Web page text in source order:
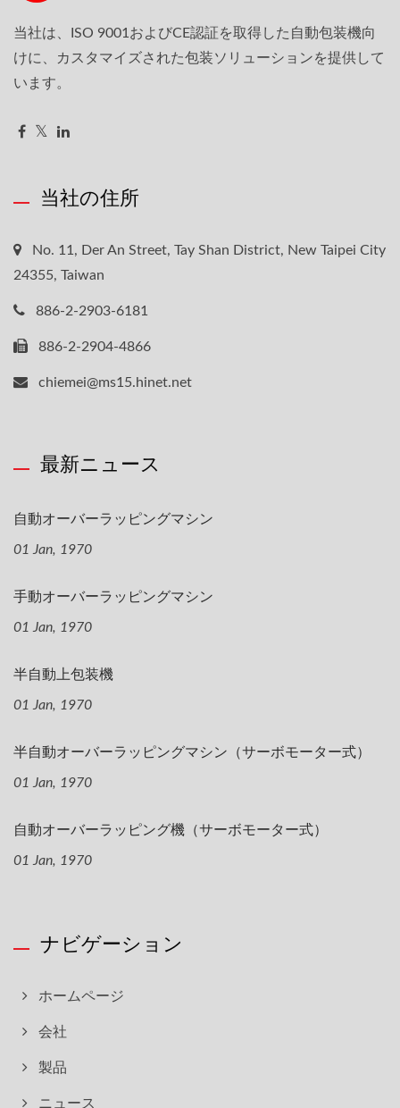
当社は、ISO 9001およびCE認証を取得した自動包装機向
けに、カスタマイズされた包装ソリューションを提供して
います。
当社の住所
No. 11, Der An Street, Tay Shan District, New Taipei City
24355, Taiwan
886-2-2903-6181
886-2-2904-4866
chiemei@ms15.hinet.net
最新ニュース
自動オーバーラッピングマシン
01 Jan, 1970
手動オーバーラッピングマシン
01 Jan, 1970
半自動上包装機
01 Jan, 1970
半自動オーバーラッピングマシン（サーボモーター式）
01 Jan, 1970
自動オーバーラッピング機（サーボモーター式）
01 Jan, 1970
ナビゲーション
ホームページ
会社
製品
ニュース